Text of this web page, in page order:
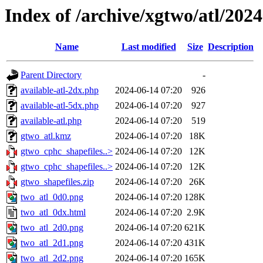
Index of /archive/xgtwo/atl/
Name Last modified Size Description
Parent Directory
-
available-atl-2dx.php
2024-06-14 07:20
926
available-atl-5dx.php
2024-06-14 07:20
927
available-atl.php
2024-06-14 07:20
519
gtwo_atl.kmz
2024-06-14 07:20
18K
gtwo_cphc_shapefiles..> 2024-06-14 07:20
12K
gtwo_cphc_shapefiles..> 2024-06-14 07:20
12K
gtwo_shapefiles.zip
2024-06-14 07:20
26K
two_atl_0d0.png
2024-06-14 07:20 128K
two_atl_0dx.html
2024-06-14 07:20 2.9K
two_atl_2d0.png
2024-06-14 07:20 621K
two_atl_2d1.png
2024-06-14 07:20 431K
two_atl_2d2.png
2024-06-14 07:20 165K